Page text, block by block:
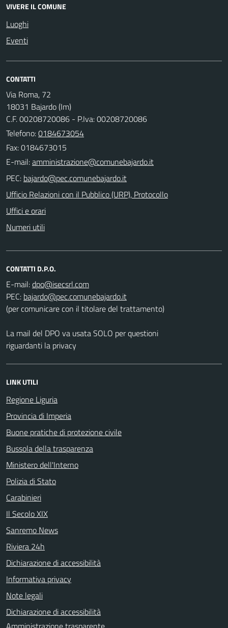
VIVERE IL COMUNE
Luoghi
Eventi
CONTATTI
Via Roma, 72
18031 Bajardo (Im)
C.F. 00208720086 - P.Iva: 00208720086
Telefono:0184673054
Fax: 0184673015
E-mail:
PEC:
Ufficio Relazioni con il Pubblico (URP), Protocollo
Uffici e orari
Numeri utili
CONTATTI D.P.O.
E-mail:
PEC:
(per comunicare con il titolare del trattamento)
La mail del DPO va usata SOLO per questioni
riguardanti la privacy
LINK UTILI
Regione Liguria
Provincia di Imperia
Buone pratiche di protezione civile
Bussola della trasparenza
Ministero dell'Interno
Polizia di Stato
Carabinieri
Il Secolo XIX
Sanremo News
Riviera 24h
Dichiarazione di accessibilità
Informativa privacy
Note legali
Dichiarazione di accessibilità